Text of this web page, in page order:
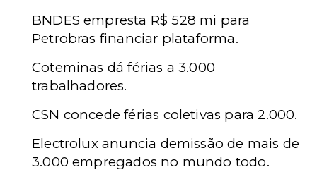
BNDES empresta R$ 528 mi para
Petrobras financiar plataforma.
Coteminas dá férias a 3.000
trabalhadores.
CSN concede férias coletivas para 2.000.
Electrolux anuncia demissão de mais de
3.000 empregados no mundo todo.